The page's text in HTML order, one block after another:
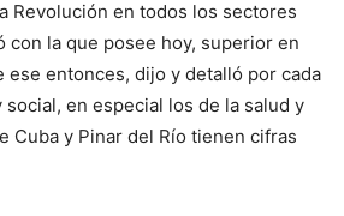
Revolución en todos los sectores
con la que posee hoy, superior en
ese entonces, dijo y detalló por cada
en especial los de la salud y
Cuba y Pinar del Río tienen cifras